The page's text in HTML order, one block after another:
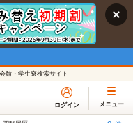
館・学生寮検索サイト
ログイン メニュー